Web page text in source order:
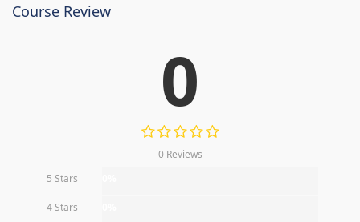
Course Review
0
0 Reviews
5 Stars
4 Stars